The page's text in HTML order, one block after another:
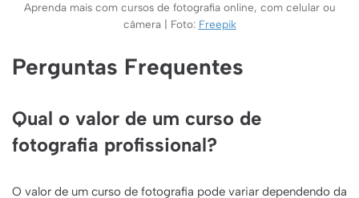
Aprenda mais com cursos de fotografia online, com celular ou
câmera | Foto: Freepik
Perguntas Frequentes
Qual o valor de um curso de
fotografia profissional?
O valor de um curso de fotografia pode variar dependendo da